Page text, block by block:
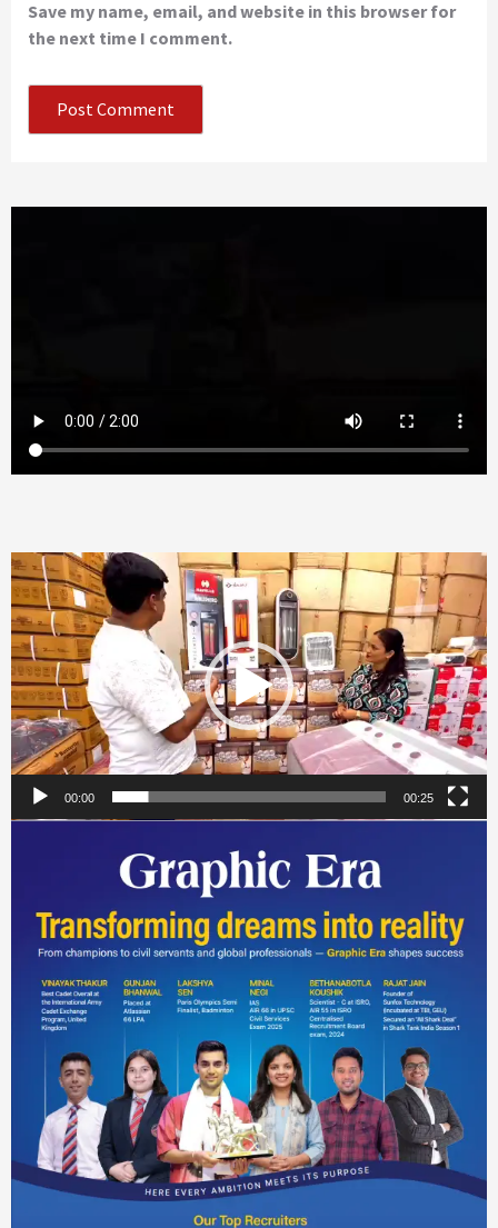
Save my name, email, and website in this browser for
the next time I comment.
Video
Player
00:00 00:25